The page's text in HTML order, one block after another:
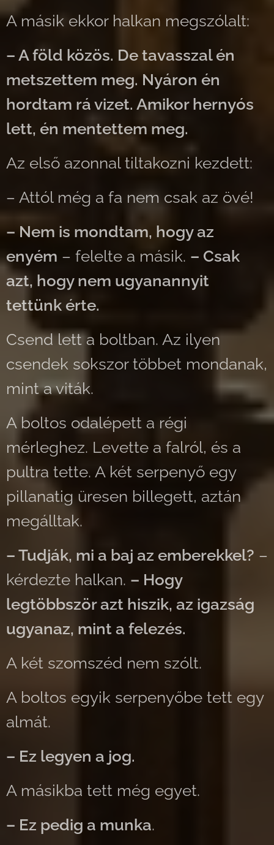
A másik ekkor halkan megszólalt:
– A föld közös. De tavasszal én
metszettem meg. Nyáron én
hordtam rá vizet. Amikor hernyós
lett, én mentettem meg.
Az első azonnal tiltakozni kezdett:
– Attól még a fa nem csak az övé!
– Nem is mondtam, hogy az
enyém – felelte a másik. – Csak
azt, hogy nem ugyanannyit
tettünk érte.
Csend lett a boltban. Az ilyen
csendek sokszor többet mondanak,
mint a viták.
A boltos odalépett a régi
mérleghez. Levette a falról, és a
pultra tette. A két serpenyő egy
pillanatig üresen billegett, aztán
megálltak.
– Tudják, mi a baj az emberekkel? –
kérdezte halkan. – Hogy
legtöbbször azt hiszik, az igazság
ugyanaz, mint a felezés.
A két szomszéd nem szólt.
A boltos egyik serpenyőbe tett egy
almát.
– Ez legyen a jog.
A másikba tett még egyet.
– Ez pedig a munka.